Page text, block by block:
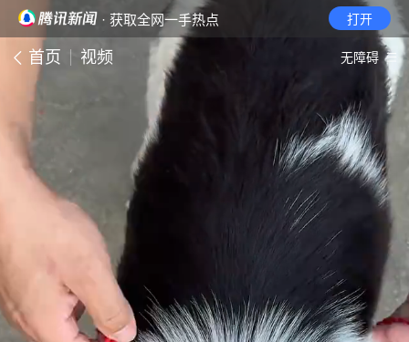
· 获取全网一手热点 打开
首页 视频 无障碍